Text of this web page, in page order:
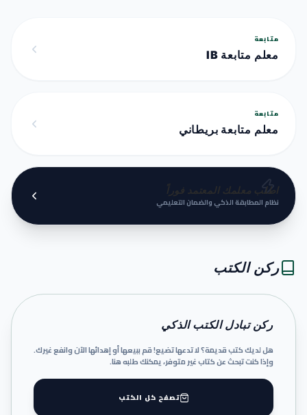
متابعة
معلم متابعة IB
متابعة
معلم متابعة بريطاني
اطلب معلمك المعتمد فوراً
نظام المطابقة الذكي والضمان التعليمي
ركن الكتب
ركن تبادل الكتب الذكي
هل لديك كتب قديمة؟ لا تدعها تضيع! قم ببيعها أو إهدائها الآن وانفع غيرك.
وإذا كنت تبحث عن كتاب غير متوفر، يمكنك طلبه هنا.
تصفح كل الكتب